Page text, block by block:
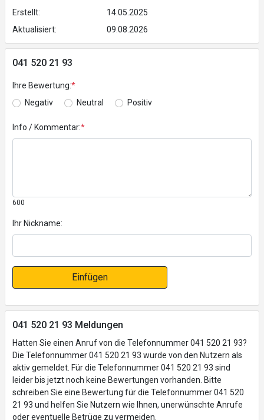
Erstellt:
14.05.2025
Aktualisiert:
09.08.2026
041 520 21 93
Ihre Bewertung:*
Negativ
Neutral Positiv
Info / Kommentar:*
600
Ihr Nickname:
Einfügen
041 520 21 93 Meldungen
Hatten Sie einen Anruf von die Telefonnummer 041 520 21 93?
Die Telefonnummer 041 520 21 93 wurde von den Nutzern als
aktiv gemeldet. Für die Telefonnummer 041 520 21 93 sind
leider bis jetzt noch keine Bewertungen vorhanden. Bitte
schreiben Sie eine Bewertung für die Telefonnummer 041 520
21 93 und helfen Sie Nutzern wie Ihnen, unerwünschte Anrufe
oder eventuelle Betrüge zu vermeiden.